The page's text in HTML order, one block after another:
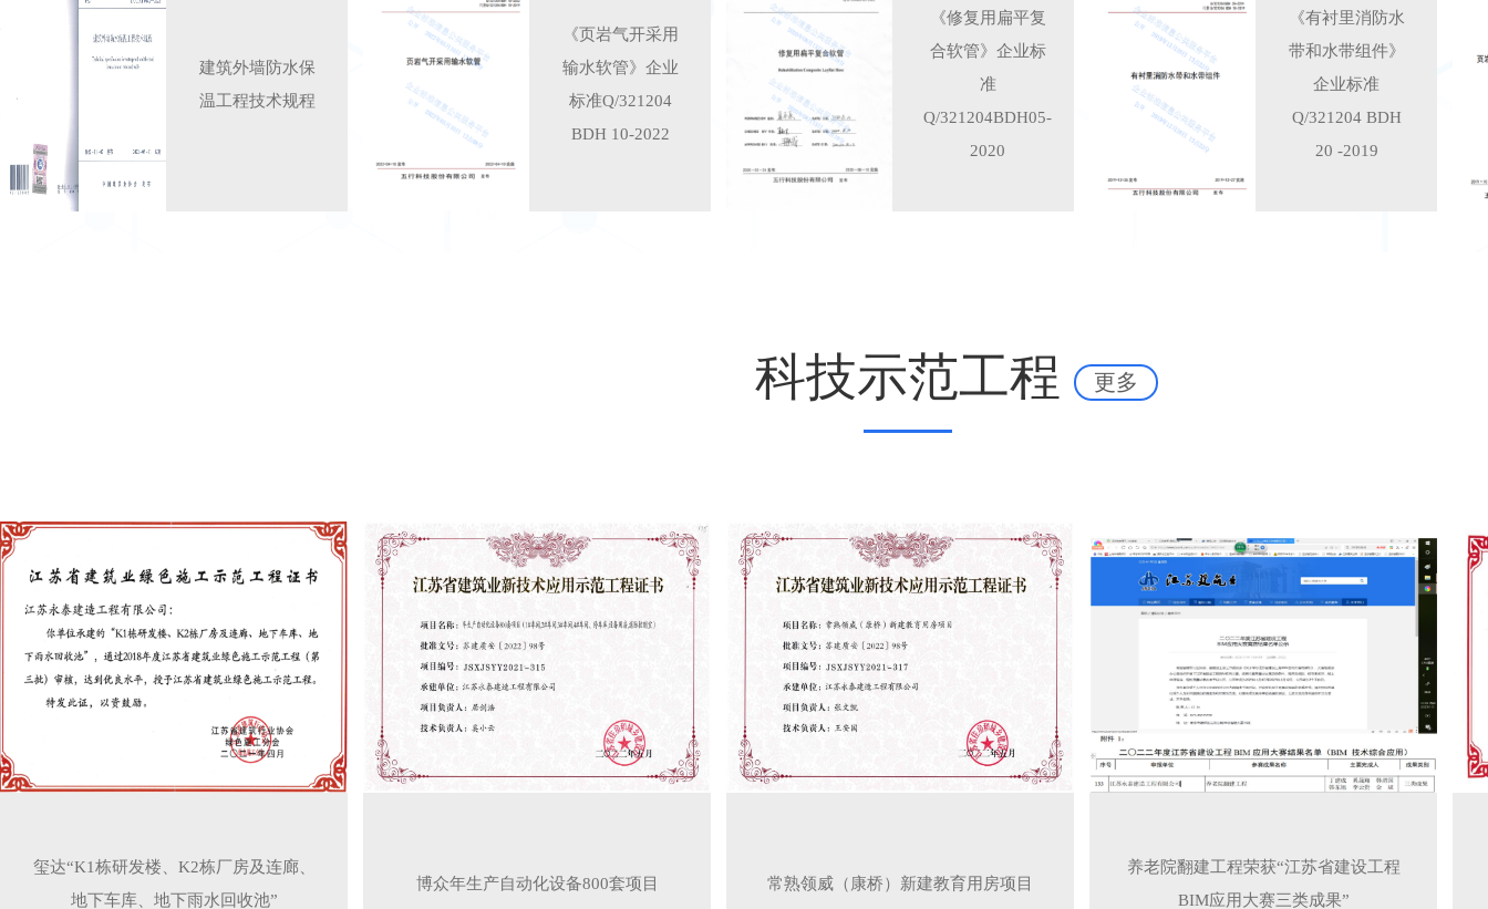
建筑外墙防水保
温工程技术规程
《页岩气开采用
输水软管》企业
标准Q/321204
BDH 10-2022
《修复用扁平复
合软管》企业标
准
Q/321204BDH05-
2020
《有衬里消防水
带和水带组件》
企业标准
Q/321204 BDH
20 -2019
科技示范工程 更多
玺达“K1栋研发楼、K2栋厂房及连廊、
地下车库、地下雨水回收池”
博众年生产自动化设备800套项目 常熟领威（康桥）新建教育用房项目
养老院翻建工程荣获“江苏省建设工程
BIM应用大赛三类成果”